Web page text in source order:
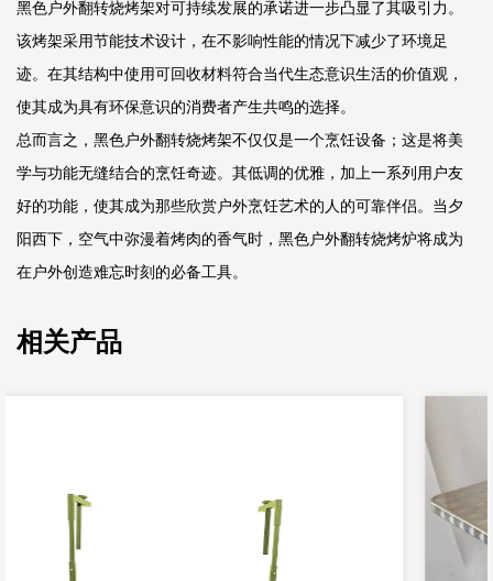
黑色户外翻转烧烤架对可持续发展的承诺进一步凸显了其吸引力。
该烤架采用节能技术设计，在不影响性能的情况下减少了环境足
迹。在其结构中使用可回收材料符合当代生态意识生活的价值观，
使其成为具有环保意识的消费者产生共鸣的选择。
总而言之，黑色户外翻转烧烤架不仅仅是一个烹饪设备；这是将美
学与功能无缝结合的烹饪奇迹。其低调的优雅，加上一系列用户友
好的功能，使其成为那些欣赏户外烹饪艺术的人的可靠伴侣。当夕
阳西下，空气中弥漫着烤肉的香气时，黑色户外翻转烧烤炉将成为
在户外创造难忘时刻的必备工具。
相关产品